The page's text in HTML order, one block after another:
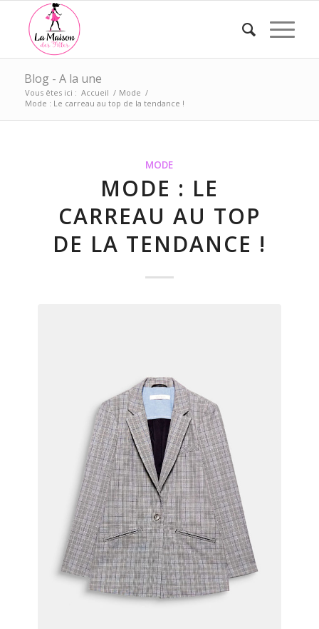
Blog - A la une
Vous êtes ici : Accueil / Mode /
Mode : Le carreau au top de la tendance !
MODE
MODE : LE
CARREAU AU TOP
DE LA TENDANCE !